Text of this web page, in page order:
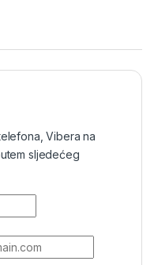
Vibera na
sljedećeg